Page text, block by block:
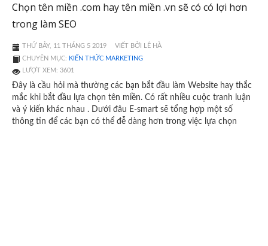
Chọn tên miền .com hay tên miền .vn sẽ có có lợi hơn
trong làm SEO
THỨ BẢY, 11 THÁNG 5 2019
VIẾT BỞI LÊ HÀ
CHUYÊN MỤC: KIẾN THỨC MARKETING
LƯỢT XEM: 3601
Đây là cầu hỏi mà thường các bạn bắt đầu làm Website hay thắc
mắc khi bắt đầu lựa chọn tên miền. Có rất nhiều cuộc tranh luận
và ý kiến khác nhau . Dưới đâu E-smart sẽ tổng hợp một số
thông tin để các bạn có thể đễ dàng hơn trong việc lựa chọn